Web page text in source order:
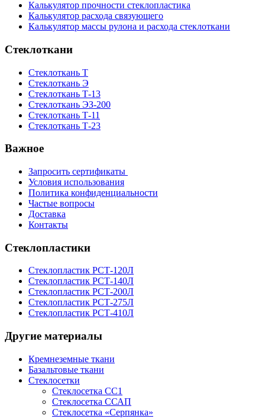
Калькулятор прочности стеклопластика
Калькулятор расхода связующего
Калькулятор массы рулона и расхода стеклоткани
Стеклоткани
Стеклоткань Т
Стеклоткань Э
Стеклоткань Т-13
Стеклоткань ЭЗ-200
Стеклоткань Т-11
Стеклоткань Т-23
Важное
Запросить сертификаты
Условия использования
Политика конфиденциальности
Частые вопросы
Доставка
Контакты
Стеклопластики
Стеклопластик РСТ-120Л
Стеклопластик РСТ-140Л
Стеклопластик РСТ-200Л
Стеклопластик РСТ-275Л
Стеклопластик РСТ-410Л
Другие материалы
Кремнеземные ткани
Базальтовые ткани
Стеклосетки
Стеклосетка СС1
Стеклосетка ССАП
Стеклосетка «Серпянка»